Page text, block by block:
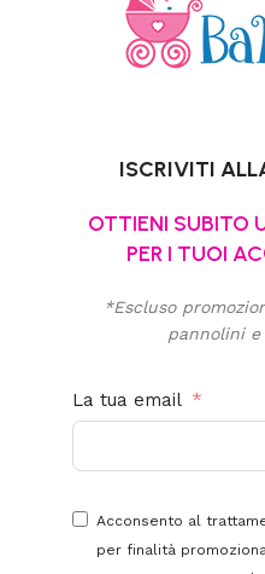
ISCRIVITI
OTTIENI SUBITO
PER I TUOI
*Escluso
pannolini
La tua email
Acconsento al
per finalità